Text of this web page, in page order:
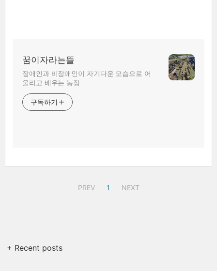
꿈이자라는뜰
장애인과 비장애인이 자기다운 모습으로 어
울리고 배우는 농장
구독하기
PREV 1 NEXT
+ Recent posts